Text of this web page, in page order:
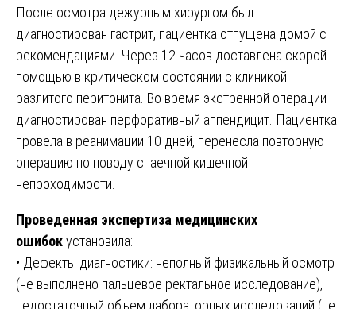
После осмотра дежурным хирургом был
диагностирован гастрит, пациентка отпущена домой с
рекомендациями. Через 12 часов доставлена скорой
помощью в критическом состоянии с клиникой
разлитого перитонита. Во время экстренной операции
диагностирован перфоративный аппендицит. Пациентка
провела в реанимации 10 дней, перенесла повторную
операцию по поводу спаечной кишечной
непроходимости.
Проведенная экспертиза медицинских
ошибокустановила:
• Дефекты диагностики: неполный физикальный осмотр
(не выполнено пальцевое ректальное исследование),
недостаточный объем лабораторных исследований (не